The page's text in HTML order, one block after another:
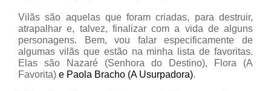
Vilãs são aquelas que foram criadas, para destruir,
atrapalhar e, talvez, finalizar com a vida de alguns
personagens. Bem, vou falar especificamente de
algumas vilãs que estão na minha lista de favoritas.
Elas são Nazaré (Senhora do Destino), Flora (A
Favorita) e Paola Bracho (A Usurpadora).